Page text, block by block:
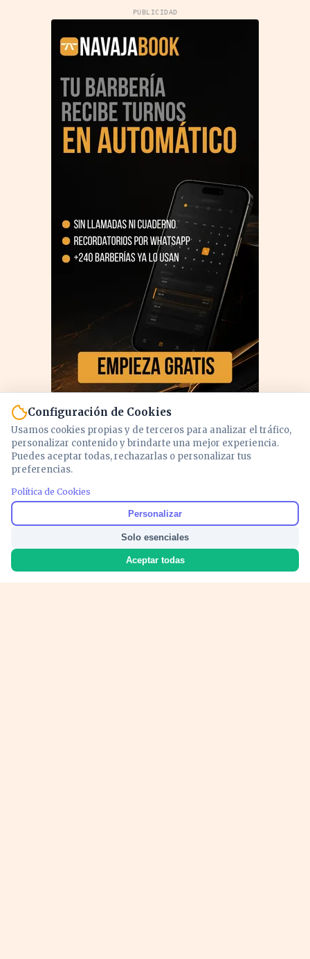
PUBLICIDAD
Configuración de Cookies
Usamos cookies propias y de terceros para analizar el tráfico,
personalizar contenido y brindarte una mejor experiencia.
Puedes aceptar todas, rechazarlas o personalizar tus
preferencias.
Política de Cookies
Personalizar
Solo esenciales
Aceptar todas